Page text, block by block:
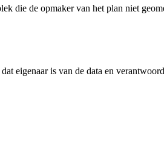
die de opmaker van het plan niet
eigenaar is van de data en